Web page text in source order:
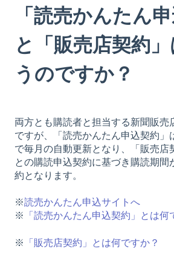
「読売かんたん申
と「販売店契約
うのですか？
両方とも購読者と担当する新聞販売
ですが、「読売かんたん申込契約」
で毎月の自動更新となり、「販売店
との購読申込契約に基づき購読期間
約となります。
※読売かんたん申込サイトへ
※
「読売かんたん申込契約」とは何
※ 「販売店契約」とは何ですか？